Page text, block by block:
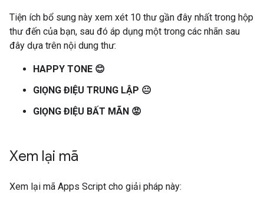
Tiện ích bổ sung này xem xét 10 thư gần đây nhất trong hộp
thư đến của bạn, sau đó áp dụng một trong các nhãn sau
đây dựa trên nội dung thư:
HAPPY TONE 😊
GIỌNG ĐIỆU TRUNG LẬP 😐
GIỌNG ĐIỆU BẤT MÃN 😡
Xem lại mã
Xem lại mã Apps Script cho giải pháp này: